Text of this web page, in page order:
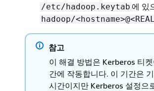
/etc/hadoop.keytab 에 있
hadoop/
참고
이 해결 방법은 Kerberos 티
간에 작동합니다. 이 기간은
시간이지만 Kerberos 설정으